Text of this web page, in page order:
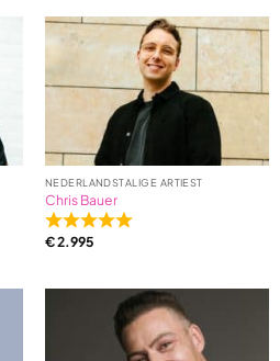
NEDERLANDSTALIGE ARTIEST
Chris Bauer
Rated
5,0
of
based
€2.995